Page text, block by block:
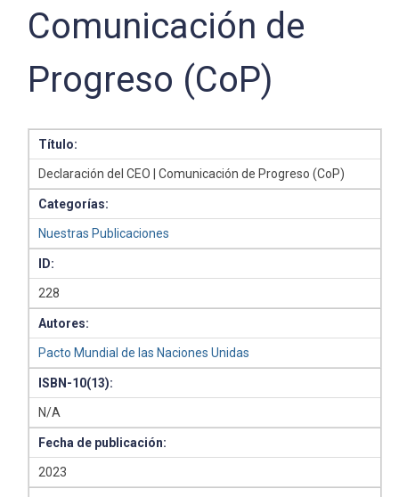
Comunicación de
Progreso (CoP)
Título:
Declaración del CEO | Comunicación de Progreso (CoP)
Categorías:
Nuestras Publicaciones
ID:
228
Autores:
Pacto Mundial de las Naciones Unidas
ISBN-10(13):
N/A
Fecha de publicación:
2023